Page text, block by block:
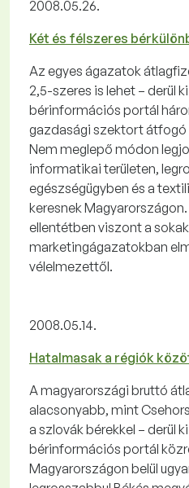
2008.05.26.
Két és félszeres
Az egyes ágazatok
2,5-szeres is lehet – derül
bérinformációs portál
gazdasági szektort
Nem meglepő módon
informatikai területen,
egészségügyben és a
keresnek
ellentétben viszont a
marketingágazatokban
vélelmezettől.
2008.05.14.
Hatalmasak a régiók
A magyarországi bruttó
alacsonyabb, mint
a szlovák bérekkel – derül
bérinformációs portál
Magyarországon belül